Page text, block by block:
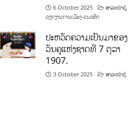
6 October 2025 ສາລະໜ້າຮູ້
ວຽກງານການເມືອງ-ແນວຄິດ
ປະຫວັດຄວາມເປັນມາຂອງ
ວັນຄູແຫ່ງຊາດທີ 7 ຕຸລາ
1907.
3 October 2025 ສາລະໜ້າຮູ້